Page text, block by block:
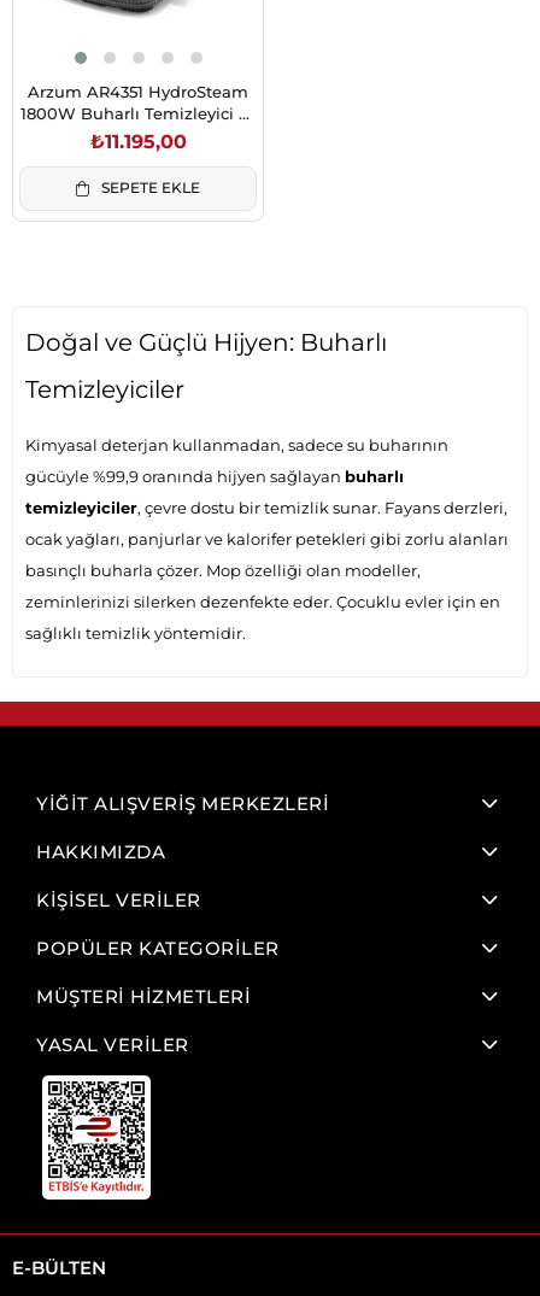
Arzum AR4351 HydroSteam
1800W Buharlı Temizleyici ve
Leke Çıkarıcı
₺11.195,00
SEPETE EKLE
Doğal ve Güçlü Hijyen: Buharlı
Temizleyiciler
Kimyasal deterjan kullanmadan, sadece su buharının
gücüyle %99,9 oranında hijyen sağlayan buharlı
temizleyiciler, çevre dostu bir temizlik sunar. Fayans derzleri,
ocak yağları, panjurlar ve kalorifer petekleri gibi zorlu alanları
basınçlı buharla çözer. Mop özelliği olan modeller,
zeminlerinizi silerken dezenfekte eder. Çocuklu evler için en
sağlıklı temizlik yöntemidir.
YİĞİT ALIŞVERİŞ MERKEZLERİ
HAKKIMIZDA
KİŞİSEL VERİLER
POPÜLER KATEGORİLER
MÜŞTERİ HİZMETLERİ
YASAL VERİLER
E-BÜLTEN